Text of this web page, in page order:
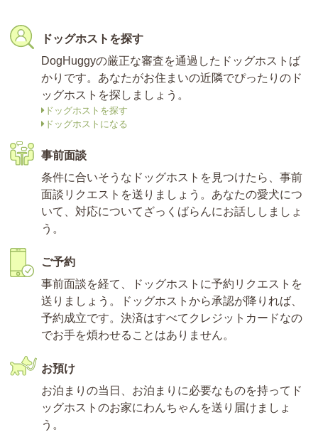
ドッグホストを探す
DogHuggyの厳正な審査を通過したドッグホストば
かりです。あなたがお住まいの近隣でぴったりのド
ッグホストを探しましょう。
ドッグホストを探す
ドッグホストになる
事前面談
条件に合いそうなドッグホストを見つけたら、事前
面談リクエストを送りましょう。あなたの愛犬につ
いて、対応についてざっくばらんにお話ししましょ
う。
ご予約
事前面談を経て、ドッグホストに予約リクエストを
送りましょう。ドッグホストから承認が降りれば、
予約成立です。決済はすべてクレジットカードなの
でお手を煩わせることはありません。
お預け
お泊まりの当日、お泊まりに必要なものを持ってド
ッグホストのお家にわんちゃんを送り届けましょ
う。